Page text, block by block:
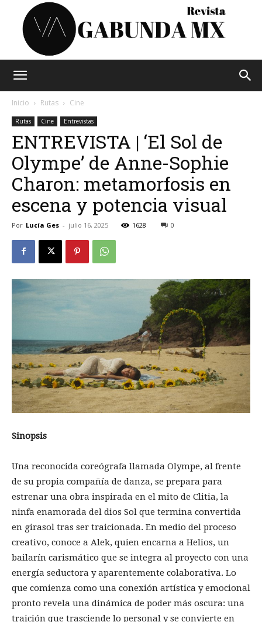
Mx
Inicio Rutas Cine
Rutas Cine Entrevistas
ENTREVISTA | ‘El Sol de
Olympe’ de Anne-Sophie
Charon: metamorfosis en
escena y potencia visual
Por Lucía Ges - julio 16, 2025 1628 0
Sinopsis
Una reconocida coreógrafa llamada Olympe, al frente
de su propia compañía de danza, se prepara para
estrenar una obra inspirada en el mito de Clitia, la
ninfa enamorada del dios Sol que termina convertida
en girasol tras ser traicionada. En medio del proceso
creativo, conoce a Alek, quien encarna a Helios, un
bailarín carismático que se integra al proyecto con una
energía seductora y aparentemente colaborativa. Lo
que comienza como una conexión artística y emocional
pronto revela una dinámica de poder más oscura: una
traición que trasciende lo personal y se convierte en